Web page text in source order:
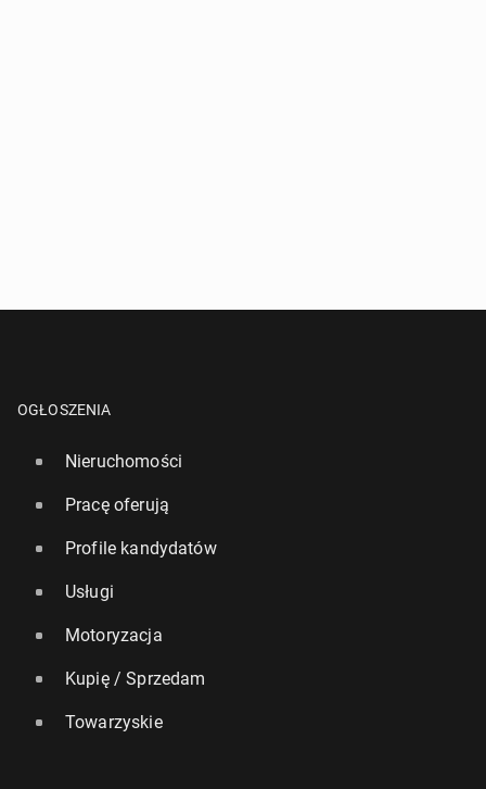
OGŁOSZENIA
Nieruchomości
Pracę oferują
Profile kandydatów
Usługi
Motoryzacja
Kupię / Sprzedam
Towarzyskie